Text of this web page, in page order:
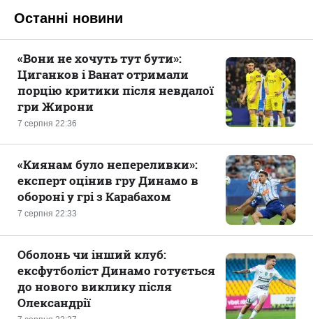
Останні новини
7 серпня 22:36
«Вони не хочуть тут бути»:
Циганков і Ванат отримали
порцію критики після невдалої
гри Жирони
7 серпня 22:33
«Киянам було непереливки»:
експерт оцінив гру Динамо в
обороні у грі з Карабахом
Оболонь чи інший клуб:
ексфутболіст Динамо готується
до нового виклику після
Олександрії